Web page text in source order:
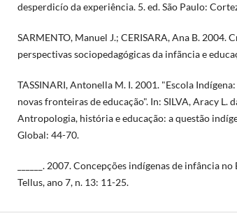
desperdicío da experiência. 5. ed. São Paulo:
SARMENTO, Manuel J.; CERISARA, Ana B. 2004.
perspectivas sociopedagógicas da infãncia e
TASSINARI, Antonella M. I. 2001. "Escola
novas fronteiras de educação". In: SILVA, Aracy L.
Antropologia, história e educação: a questão
Global: 44-70.
______. 2007. Concepções indígenas de infância
Tellus, ano 7, n. 13: 11-25.